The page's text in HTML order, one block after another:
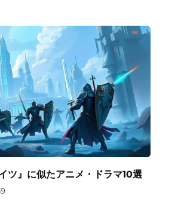
ツ』に似たアニメ・ドラマ10選